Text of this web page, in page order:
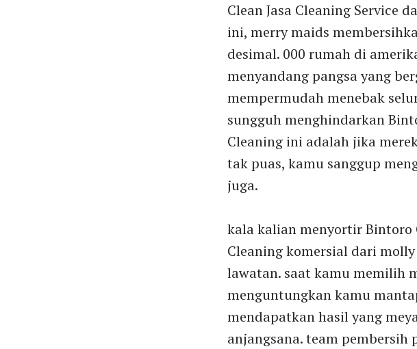
Clean Jasa Cleaning Service
ini, merry maids
desimal. 000 rumah di
menyandang pangsa yang
mempermudah menebak
sungguh menghindarkan
Cleaning ini adalah jika
tak puas, kamu sanggup
juga.
kala kalian menyortir Bintoro
Cleaning komersial dari
lawatan. saat kamu memilih
menguntungkan kamu
mendapatkan hasil yang
anjangsana. team